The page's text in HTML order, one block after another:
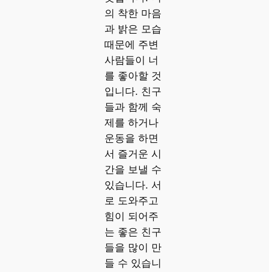
의 착한 마음
과 밝은 모습
때문에 주변
사람들이 너
를 좋아할 것
입니다. 친구
들과 함께 숙
제를 하거나
운동을 하면
서 즐거운 시
간을 보낼 수
있습니다. 서
로 도와주고
힘이 되어주
는 좋은 친구
들을 많이 만
들 수 있습니